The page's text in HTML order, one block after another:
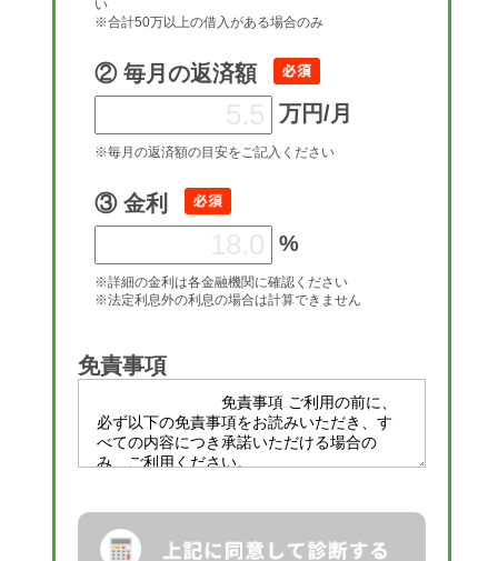
い
※合計50万以上の借入がある場合のみ
② 毎月の返済額
万円/月
※毎月の返済額の目安をご記入ください
③ 金利
%
※詳細の金利は各金融機関に確認ください
※法定利息外の利息の場合は計算できません
免責事項